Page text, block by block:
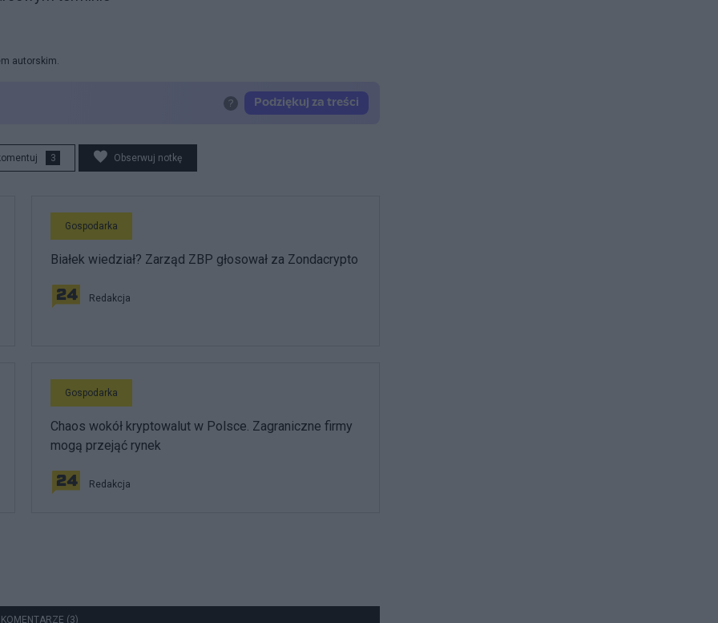
autorskim.
3 Obserwuj notkę
Gospodarka
Białek wiedział? Zarząd ZBP głosował za Zondacrypto
Redakcja
Gospodarka
Chaos wokół kryptowalut w Polsce. Zagraniczne firmy
mogą przejąć rynek
Redakcja
(3)